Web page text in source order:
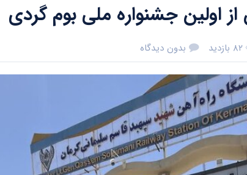
از اولین جشنواره ملی بوم گردی
۸۲ بازدید بدون دیدگاه